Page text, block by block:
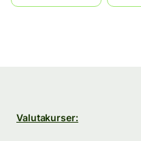
Valutakurser: